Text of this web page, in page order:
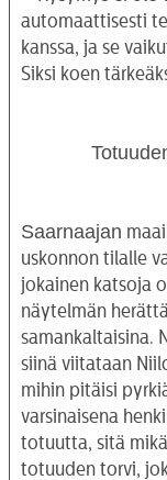
automaattisesti
kanssa, ja se
Siksi koen
Saarnaajan
uskonnon tilalle
jokainen katsoja
näytelmän
samankaltaisina.
siinä viitataan
mihin pitäisi
varsinaisena
totuutta, sitä
totuuden torvi,